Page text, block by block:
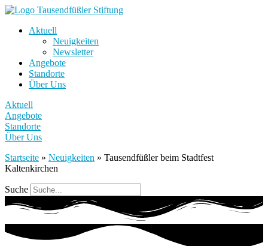
Aktuell
Neuigkeiten
Newsletter
Angebote
Standorte
Über Uns
Aktuell
Angebote
Standorte
Über Uns
Startseite » Neuigkeiten » Tausendfüßler beim Stadtfest
Kaltenkirchen
Suche